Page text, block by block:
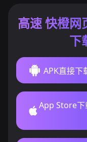
高速 快橙
下
APK直接下
App Store下